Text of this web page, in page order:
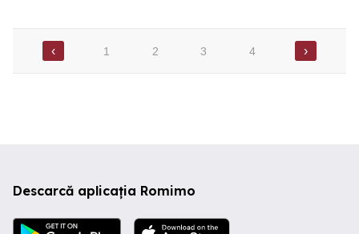
‹ 1 2 3 4 ›
Descarcă aplicația Romimo